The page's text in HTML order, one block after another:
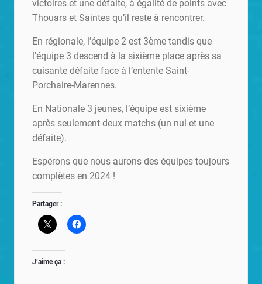
victoires et une défaite, à égalité de points avec
Thouars et Saintes qu’il reste à rencontrer.
En régionale, l’équipe 2 est 3ème tandis que
l’équipe 3 descend à la sixième place après sa
cuisante défaite face à l’entente Saint-
Porchaire-Marennes.
En Nationale 3 jeunes, l’équipe est sixième
après seulement deux matchs (un nul et une
défaite).
Espérons que nous aurons des équipes toujours
complètes en 2024 !
Partager :
J’aime ça :